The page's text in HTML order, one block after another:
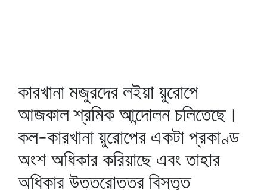
কারখানা মজুরদের লইয়া য়ুরোপে
আজকাল শ্রমিক আন্দোলন চলিতেছে।
কল-কারখানা য়ুরোপের একটা প্রকাণ্ড
অংশ অধিকার করিয়াছে এবং তাহার
অধিকার উত্তরোত্তর বিস্তৃত